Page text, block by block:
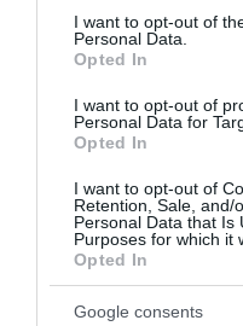
consent section.
I want to opt-out of
Personal Data.
Opted In
I want to opt-out of
Personal Data for
Opted In
I want to opt-out of
Retention, Sale, and/
Personal Data that Is
Purposes for which it
Opted In
Google consents
Τραγωδία στην Πάρο:
bar - Προσήχθησαν
Ο τυφώνας «Dolphin»
50.000 κτίρια χωρίς
Νέα αποχώρηση από το
Τι καταγγέλλει ο Νίκος
Φωτιά σε Αττική και
επιχείρηση διάσωσης